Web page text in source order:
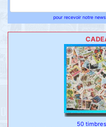
pour recevoir notre
50